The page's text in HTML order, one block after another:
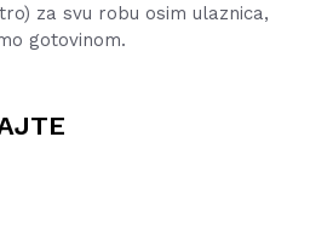
za svu robu osim ulaznica,
gotovinom.